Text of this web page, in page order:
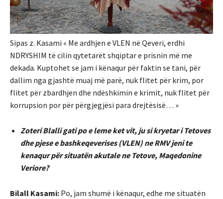
Sipas z. Kasami « Me ardhjen e VLEN në Qeveri, erdhi
NDRYSHIM të cilin qytetarët shqiptar e prisnin më me
dekada. Kuptohet se jam i kënaqur për faktin se tani, për
dallim nga gjashtë muaj më parë, nuk flitet për krim, por
flitet për zbardhjen dhe ndëshkimin e krimit, nuk flitet për
korrupsion por për përgjegjësi para drejtësisë… »
Zoteri Blalli gati po e leme ket vit, ju si kryetar i Tetoves
dhe pjese e bashkeqeverises (VLEN) ne RMV jeni te
kenaqur për situatën akutale ne Tetove, Maqedonine
Veriore?
Bilall Kasami: Po, jam shumë i kënaqur, edhe me situatën